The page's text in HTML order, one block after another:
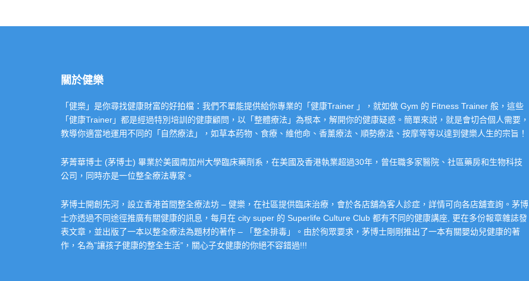
關於健樂
「健樂」是你尋找健康財富的好拍檔：我們不單能提供給你專業的「健康Trainer 」，就如做 Gym 的 Fitness Trainer 般，這些
「健康Trainer」都是經過特別培訓的健康顧問，以「整體療法」為根本，解開你的健康疑惑。簡單來説，就是會切合個人需要，
教導你適當地運用不同的「自然療法」，如草本葯物、食療、維他命、香薰療法、順勢療法、按摩等等以達到健樂人生的宗旨！
茅菁華博士 (茅博士) 畢業於美國南加州大學臨床藥劑系，在美國及香港執業超過30年，曾任職多家醫院、社區藥房和生物科技
公司，同時亦是一位整全療法專家。
茅博士開創先河，設立香港首間整全療法坊 – 健樂，在社區提供臨床治療，會於各店舖為客人診症，詳情可向各店舖查詢。茅博
士亦透過不同途徑推廣有關健康的訊息，每月在 city super 的 Superlife Culture Club 都有不同的健康講座, 更在多份報章雜誌發
表文章，並出版了一本以整全療法為題材的著作 – 「整全排毒」。由於徇眾要求，茅博士剛剛推出了一本有關嬰幼兒健康的著
作，名為”讓孩子健康的整全生活”，關心子女健康的你絕不容錯過!!!